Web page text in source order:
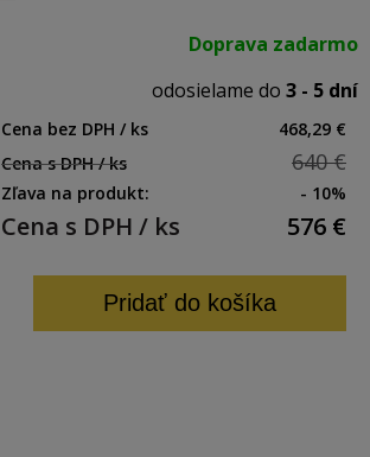
Doprava zadarmo
odosielame do 3 - 5 dní
Cena bez DPH / ks
468,29 €
Cena s DPH / ks
640 €
Zľava na produkt: - 10%
Cena s DPH / ks 576 €
Pridať do košíka